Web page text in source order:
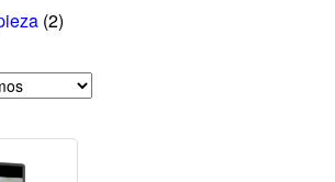
(2)